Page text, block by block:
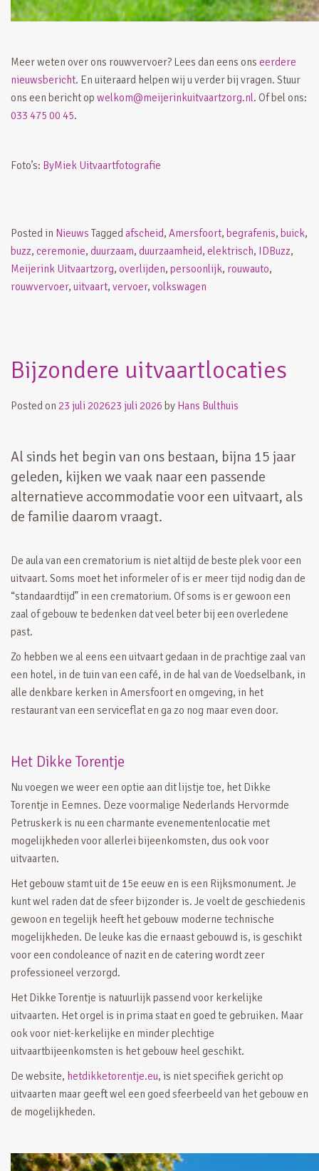
Meer weten over ons rouwvervoer? Lees dan eens ons eerdere
nieuwsbericht. En uiteraard helpen wij u verder bij vragen. Stuur
ons een bericht op welkom@meijerinkuitvaartzorg.nl. Of bel ons:
033 475 00 45.
Foto’s: ByMiek Uitvaartfotografie
Posted in Nieuws Taggedafscheid, Amersfoort, begrafenis, buick,
buzz, ceremonie, duurzaam, duurzaamheid, elektrisch, IDBuzz,
Meijerink Uitvaartzorg, overlijden, persoonlijk, rouwauto,
rouwvervoer, uitvaart, vervoer, volkswagen
Bijzondere uitvaartlocaties
Posted on 23 juli 202623 juli 2026 by Hans Bulthuis
Al sinds het begin van ons bestaan, bijna 15 jaar
geleden, kijken we vaak naar een passende
alternatieve accommodatie voor een uitvaart, als
de familie daarom vraagt.
De aula van een crematorium is niet altijd de beste plek voor een
uitvaart. Soms moet het informeler of is er meer tijd nodig dan de
“standaardtijd” in een crematorium. Of soms is er gewoon een
zaal of gebouw te bedenken dat veel beter bij een overledene
past.
Zo hebben we al eens een uitvaart gedaan in de prachtige zaal van
een hotel, in de tuin van een café, in de hal van de Voedselbank, in
alle denkbare kerken in Amersfoort en omgeving, in het
restaurant van een serviceflat en ga zo nog maar even door.
Het Dikke Torentje
Nu voegen we weer een optie aan dit lijstje toe, het Dikke
Torentje in Eemnes. Deze voormalige Nederlands Hervormde
Petruskerk is nu een charmante evenementenlocatie met
mogelijkheden voor allerlei bijeenkomsten, dus ook voor
uitvaarten.
Het gebouw stamt uit de 15e eeuw en is een Rijksmonument. Je
kunt wel raden dat de sfeer bijzonder is. Je voelt de geschiedenis
gewoon en tegelijk heeft het gebouw moderne technische
mogelijkheden. De leuke kas die ernaast gebouwd is, is geschikt
voor een condoleance of nazit en de catering wordt zeer
professioneel verzorgd.
Het Dikke Torentje is natuurlijk passend voor kerkelijke
uitvaarten. Het orgel is in prima staat en goed te gebruiken. Maar
ook voor niet-kerkelijke en minder plechtige
uitvaartbijeenkomsten is het gebouw heel geschikt.
De website, hetdikketorentje.eu, is niet specifiek gericht op
uitvaarten maar geeft wel een goed sfeerbeeld van het gebouw en
de mogelijkheden.